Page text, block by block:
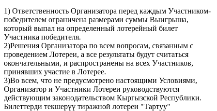
1) Ответственность Организатора перед каждым Участником-
победителем ограничена размерами суммы Выигрыша,
который выпал на определенный лотерейный билет
Участника победителя.
2)Решения Организатора по всем вопросам, связанным с
проведением Лотереи, а все результаты будут считаться
окончательными, и распространены на всех Участников,
принявших участие в Лотерее.
3)Во всем, что не предусмотрено настоящими Условиями,
Организатор и Участники Лотереи руководствуются
действующим законодательством Кыргызской Республики.
Билеттерди текшерүү тиражной лотереи "Тартуу"